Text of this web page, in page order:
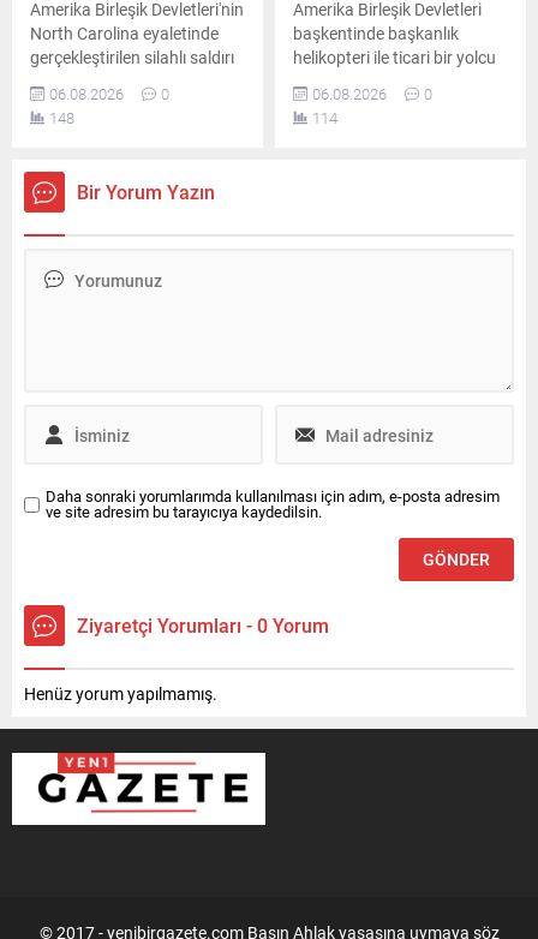
Amerika Birleşik Devletleri'nin
North Carolina eyaletinde
gerçekleştirilen silahlı saldırı
sonucunda çok sayıda kişi
hayatını kaybetti. Bölgeye
çok sayıda ekip sevk edilirken
soruşturma başlatıldı.
06.08.2026
0
148
Amerika Birleşik Devletleri
başkentinde başkanlık
helikopteri ile ticari bir yolcu
uçağı havada tehlikeli
biçimde yakınlaştı. Emniyet
sınırlarının ihlal edildiği olay
06.08.2026
0
114
Bir Yorum Yazın
Daha sonraki yorumlarımda kullanılması için adım, e-posta adresim
ve site adresim bu tarayıcıya kaydedilsin.
Ziyaretçi Yorumları - 0 Yorum
Henüz yorum yapılmamış.
© 2017 - yenibirgazete.com Basın Ahlak yasasına uymaya söz